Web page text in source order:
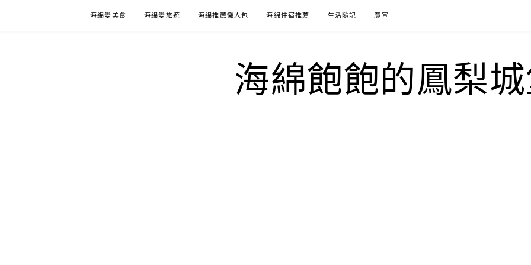
海綿愛美食 海綿愛旅遊 海綿推薦懶人包 海綿住宿推薦 生活隨記 廣宣
海綿飽飽的鳳梨